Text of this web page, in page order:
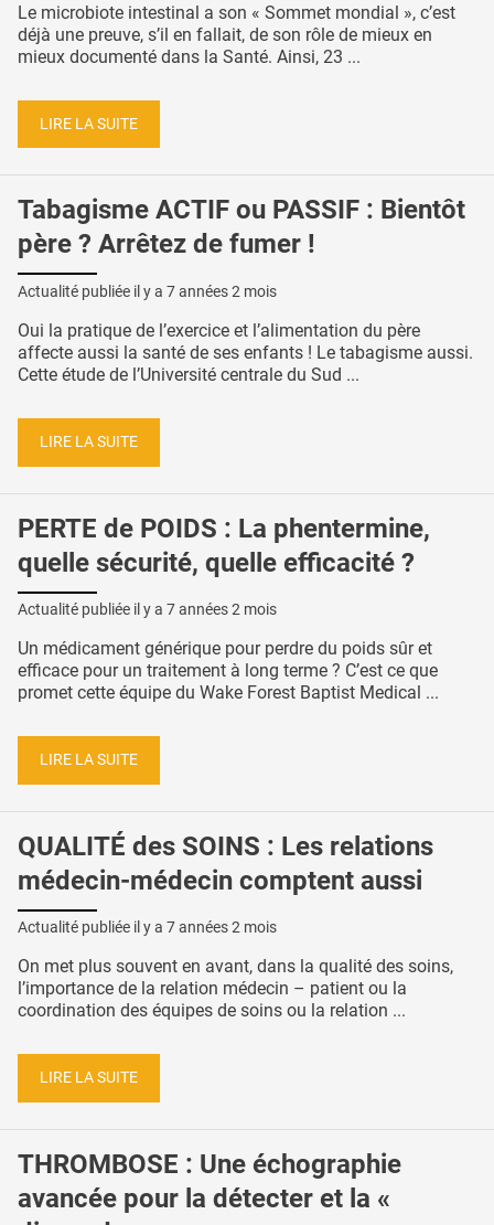
Le microbiote intestinal a son « Sommet mondial », c’est
déjà une preuve, s’il en fallait, de son rôle de mieux en
mieux documenté dans la Santé. Ainsi, 23 ...
LIRE LA SUITE
Tabagisme ACTIF ou PASSIF : Bientôt
père ? Arrêtez de fumer !
Actualité publiée il y a 7 années 2 mois
Oui la pratique de l’exercice et l’alimentation du père
affecte aussi la santé de ses enfants ! Le tabagisme aussi.
Cette étude de l’Université centrale du Sud ...
LIRE LA SUITE
PERTE de POIDS : La phentermine,
quelle sécurité, quelle efficacité ?
Actualité publiée il y a 7 années 2 mois
Un médicament générique pour perdre du poids sûr et
efficace pour un traitement à long terme ? C’est ce que
promet cette équipe du Wake Forest Baptist Medical ...
LIRE LA SUITE
QUALITÉ des SOINS : Les relations
médecin-médecin comptent aussi
Actualité publiée il y a 7 années 2 mois
On met plus souvent en avant, dans la qualité des soins,
l’importance de la relation médecin – patient ou la
coordination des équipes de soins ou la relation ...
LIRE LA SUITE
THROMBOSE : Une échographie
avancée pour la détecter et la «